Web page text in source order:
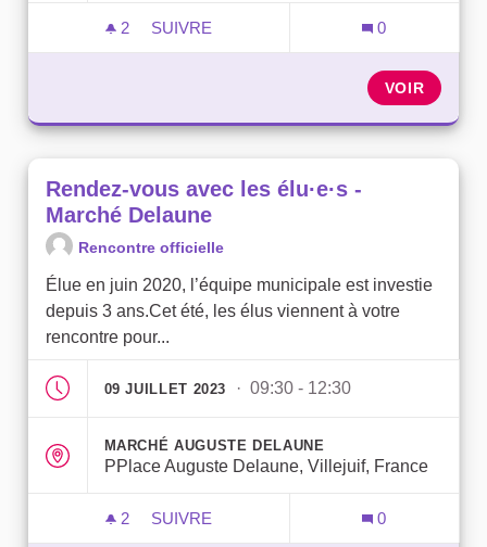
2 2 ABONNÉS
SUIVRE
0
VOIR
Rendez-vous avec les élu·e·s -
Marché Delaune
Rencontre officielle
Élue en juin 2020, l’équipe municipale est investie
depuis 3 ans.Cet été, les élus viennent à votre
rencontre pour...
09 JUILLET 2023 · 09:30 - 12:30
MARCHÉ AUGUSTE DELAUNE
PPlace Auguste Delaune, Villejuif, France
2 2 ABONNÉS
SUIVRE
0